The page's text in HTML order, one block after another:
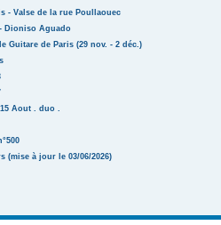
- Valse de la rue Poullaouec
Dioniso Aguado
Guitare de Paris (29 nov. - 2 déc.)
Aout . duo .
(mise à jour le 03/06/2026)